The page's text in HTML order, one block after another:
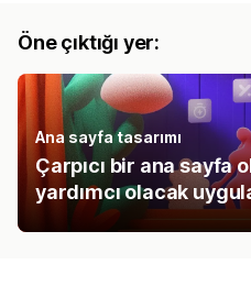
Öne çıktığı yer:
Ana sayfa tasarımı
Çarpıcı bir ana sayfa
yardımcı olacak